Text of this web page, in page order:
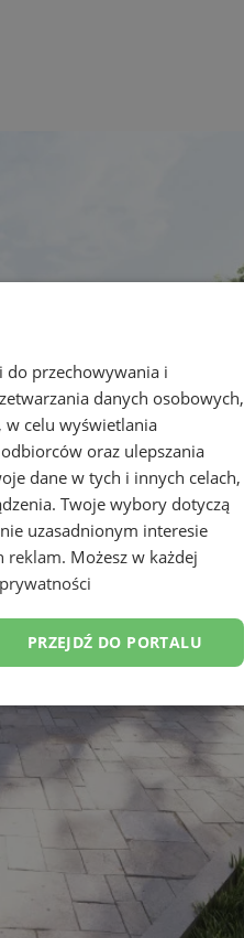
przechowywania i
danych osobowych,
w celu wyświetlania
oraz ulepszania
dane w tych i innych celach,
Twoje wybory dotyczą
uzasadnionym interesie
reklam. Możesz w każdej
PRZEJDŹ DO PORTALU
Niesklasyfikowane
Niesklasyfikowane
takich jak logowanie użytkownika i
internetowej.